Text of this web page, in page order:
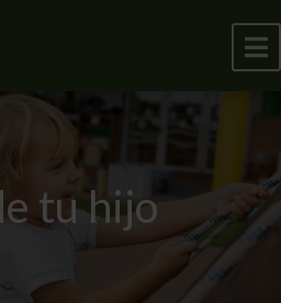
tu hijo